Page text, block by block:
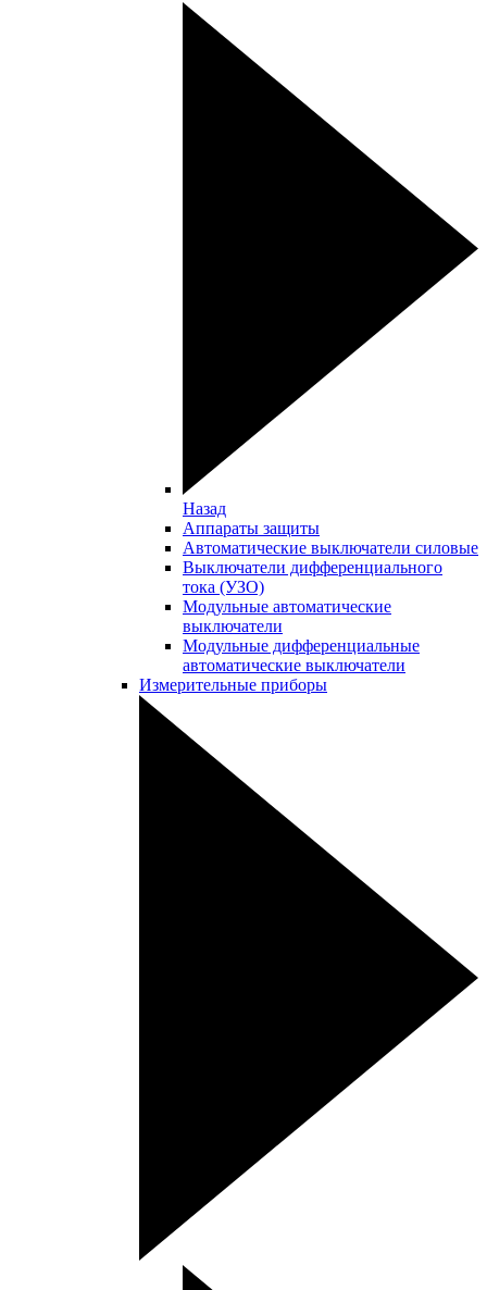
Назад
Аппараты защиты
Автоматические выключатели силовые
Выключатели дифференциального
тока (УЗО)
Модульные автоматические
выключатели
Модульные дифференциальные
автоматические выключатели
Измерительные приборы